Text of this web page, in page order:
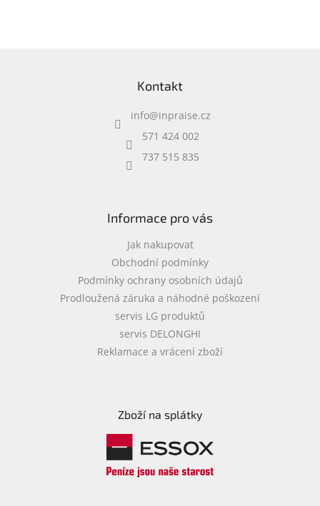
Kontakt
info@inpraise.cz
571 424 002
737 515 835
Informace pro vás
Jak nakupovat
Obchodní podmínky
Podmínky ochrany osobních údajů
Prodloužená záruka a náhodné poškození
servis LG produktů
servis DELONGHI
Reklamace a vrácení zboží
Zboží na splátky